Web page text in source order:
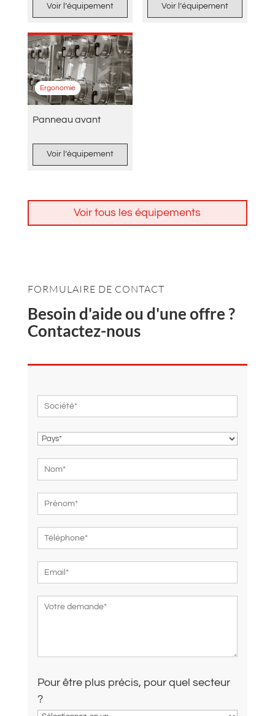
Voir l’équipement Voir l’équipement
Ergonomie
Panneau avant
Voir l’équipement
Voir tous les équipements
FORMULAIRE DE CONTACT
Besoin d'aide ou d'une offre ?
Contactez-nous
Pour être plus précis, pour quel secteur
?